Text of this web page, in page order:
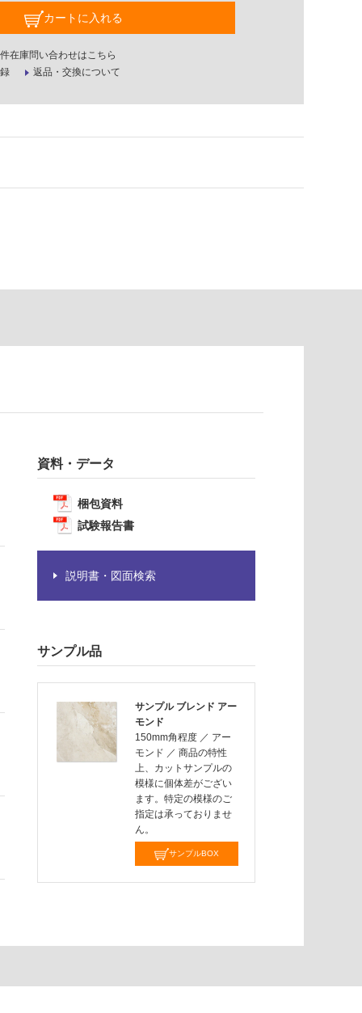
カートに入れる
在庫問い合わせはこちら
返品・交換について
資料・データ
梱包資料
試験報告書
説明書・図面検索
サンプル品
サンプル ブレンド アー
モンド
150mm角程度 ／ アー
モンド ／ 商品の特性
上、カットサンプルの
模様に個体差がござい
ます。特定の模様のご
指定は承っておりませ
ん。
サンプルBOX